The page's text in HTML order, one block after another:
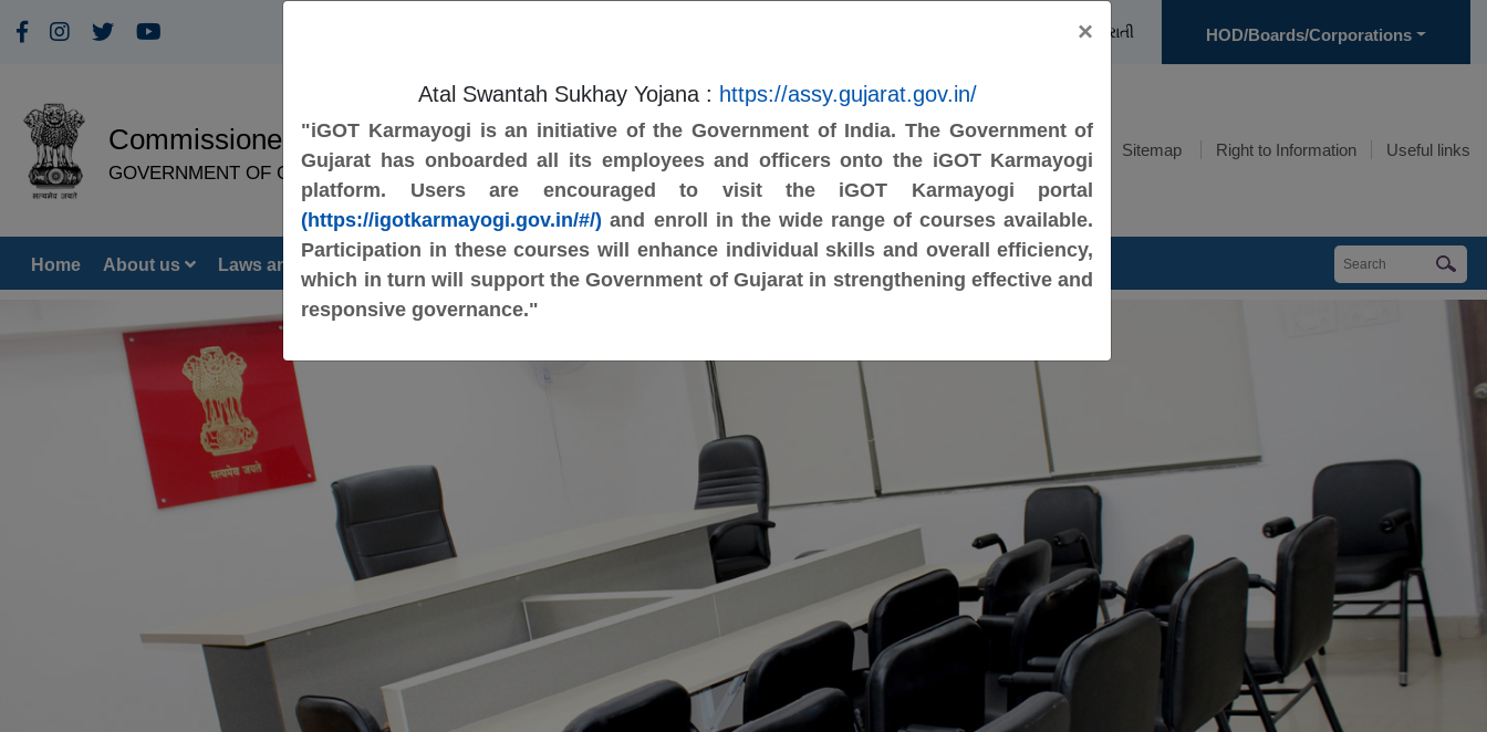
×
Atal Swantah Sukhay Yojana : https://assy.gujarat.gov.in/
"iGOT Karmayogi is an initiative of the Government of India. The Government of
Gujarat has onboarded all its employees and officers onto the iGOT Karmayogi
platform. Users are encouraged to visit the iGOT Karmayogi portal
(https://igotkarmayogi.gov.in/#/) and enroll in the wide range of courses available.
Participation in these courses will enhance individual skills and overall efficiency,
which in turn will support the Government of Gujarat in strengthening effective and
responsive governance."
ગુજરાતી HOD/Boards/Corporations
Commissioner of Disability
GOVERNMENT OF GUJARAT
Form FAQ Feedback Sitemap Right to Information Useful links
Home About us Laws and Regulations